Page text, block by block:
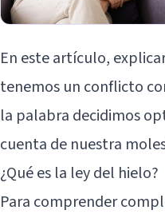
En este artículo,
tenemos un conflicto
la palabra decidimos
cuenta de nuestra
¿Qué es la ley del hielo?
Para comprender